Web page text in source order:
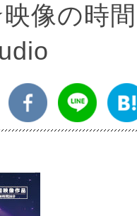
像の時間